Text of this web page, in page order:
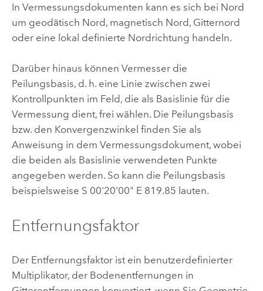
In Vermessungsdokumenten kann es sich bei Nord
um geodätisch Nord, magnetisch Nord, Gitternord
oder eine lokal definierte Nordrichtung handeln.
Darüber hinaus können Vermesser die
Peilungsbasis, d. h. eine Linie zwischen zwei
Kontrollpunkten im Feld, die als Basislinie für die
Vermessung dient, frei wählen. Die Peilungsbasis
bzw. den Konvergenzwinkel finden Sie als
Anweisung in dem Vermessungsdokument, wobei
die beiden als Basislinie verwendeten Punkte
angegeben werden. So kann die Peilungsbasis
beispielsweise S 00'20'00" E 819.85 lauten.
Entfernungsfaktor
Der Entfernungsfaktor ist ein benutzerdefinierter
Multiplikator, der Bodenentfernungen in